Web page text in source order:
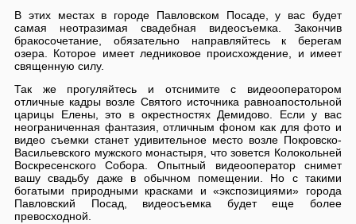
В этих местах в городе Павловском Посаде, у вас будет
самая неотразимая свадебная видеосъемка. Закончив
бракосочетание, обязательно направляйтесь к берегам
озера. Которое имеет ледниковое происхождение, и имеет
священную силу.
Так же прогуляйтесь и отснимите с видеооператором
отличные кадры возле Святого источника равноапостольной
царицы Елены, это в окрестностях Демидово. Если у вас
неограниченная фантазия, отличным фоном как для фото и
видео съемки станет удивительное место возле Покровско-
Васильевского мужского монастыря, что зовется Колокольней
Воскресенского Собора. Опытный видеооператор снимет
вашу свадьбу даже в обычном помещении. Но с такими
богатыми природными красками и «экспозициями» города
Павловский Посад, видеосъемка будет еще более
превосходной.